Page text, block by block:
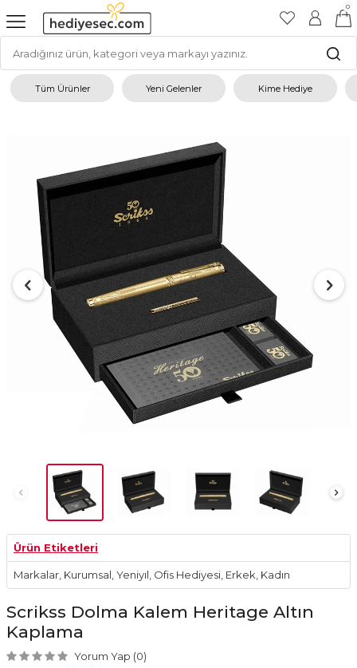
0
Tüm Ürünler Yeni Gelenler Kime Hediye
Ürün Etiketleri
Markalar Kurumsal Yeniyıl Ofis Hediyesi Erkek Kadın
Scrikss Dolma Kalem Heritage Altın
Kaplama
Yorum Yap (0)